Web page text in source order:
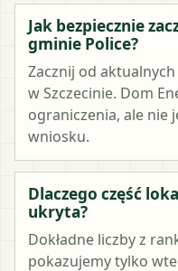
Jak bezpiecznie
gminie Police?
Zacznij od
w Szczecinie. Dom
ograniczenia, ale nie
wniosku.
Dlaczego część
ukryta?
Dokładne liczby z
pokazujemy tylko